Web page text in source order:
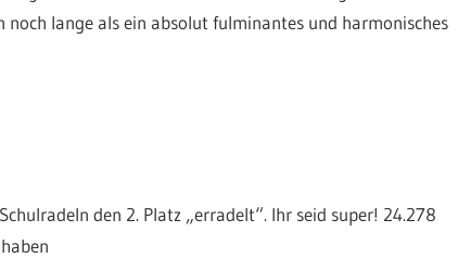
lange als ein absolut fulminantes und harmonisches
den 2. Platz „erradelt“. Ihr seid super! 24.278